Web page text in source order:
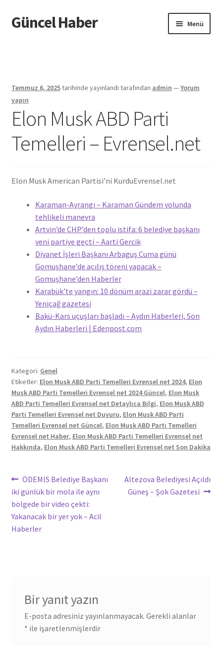
Dolaşıma
geç
İçeriğe
geç
Güncel Haber Menü
Temmuz 6, 2025tarihinde yayınlandı tarafından admin —Yorum
yapın
Elon Musk ABD Parti
Temelleri – Evrensel.net
Elon Musk American Partisi’ni KurduEvrensel.net
Karaman-Ayrangı – Karaman Gündem yolunda
tehlikeli manevra
Artvin’de CHP’den toplu istifa: 6 belediye başkanı
yeni partiye geçti – Aarti Gercik
Diyanet İşleri Başkanı Arbaguş Cuma günü
Gomuşhane’de açılış töreni yapacak –
Gomuşhane’den Haberler
Karabük’te yangın: 10 dönüm arazi zarar gördü –
Yeniçağ gazetesi
Bakü-Kars uçuşları başladı – Aydın Haberleri, Son
Aydın Haberleri | Edenpost.com
Kategori: Genel
Etiketler: Elon Musk ABD Parti Temelleri Evrensel net 2024, Elon
Musk ABD Parti Temelleri Evrensel net 2024 Güncel, Elon Musk
ABD Parti Temelleri Evrensel net Detaylıca Bilgi, Elon Musk ABD
Parti Temelleri Evrensel net Duyuru, Elon Musk ABD Parti
Temelleri Evrensel net Güncel, Elon Musk ABD Parti Temelleri
Evrensel net Haber, Elon Musk ABD Parti Temelleri Evrensel net
Hakkında, Elon Musk ABD Parti Temelleri Evrensel net Son Dakika
Yazı
gezinmesi
Önceki
yazı:
ÖDEMIS Belediye Başkanı
iki günlük bir mola ile aynı
bölgede bir video çekti:
Yakanacak bir yer yok – Acil
Haberler
Sonraki
yazı:
Altezova Belediyesi Açıldı
Güneş – Şok Gazetesi
Bir yanıt yazın
E-posta adresiniz yayınlanmayacak. Gerekli alanlar
* ile işaretlenmişlerdir